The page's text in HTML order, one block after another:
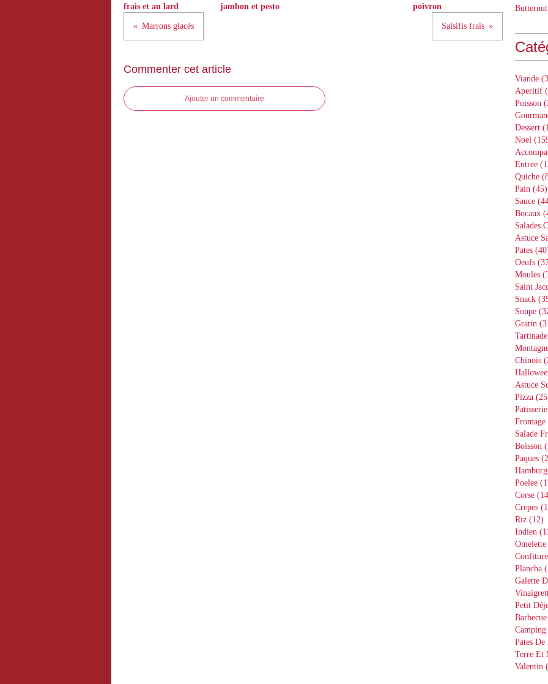
frais et au lard
jambon et pesto
poivron
Marrons glacés Salsifis frais
Commenter cet article
Ajouter un commentaire
Viande
Aperitif
Poisson
Dessert
Noel
Entree
Quiche
Pain (45)
Sauce
Bocaux
Salades
Astuce
Pates
Oeufs
Moules
Saint
Snack
Soupe
Gratin
Tartinade
Chinois
Astuce
Pizza
Patisserie
Fromage
Salade
Boisson
Paques
Poelee
Corse
Crepes
Riz (12)
Indien
Omelette
Confiture
Plancha
Galette
Petit
Barbecue
Camping
Pates
Terre Et
Valentin